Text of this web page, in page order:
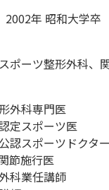
2002年 昭和大学卒
ポーツ整形外科、
外科専門医
定スポーツ医
認スポーツドクター
節施行医
科業任講師